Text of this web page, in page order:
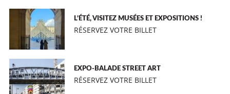
L’ÉTÉ, VISITEZ MUSÉES ET EXPOSITIONS !
RÉSERVEZ VOTRE BILLET
EXPO-BALADE STREET ART
RÉSERVEZ VOTRE BILLET